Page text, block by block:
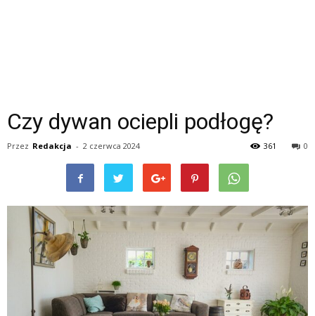
Czy dywan ociepli podłogę?
Przez Redakcja - 2 czerwca 2024 0
361